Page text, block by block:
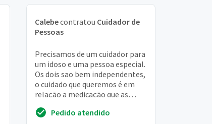
Calebecontratou Cuidador de
Pessoas
Precisamos de um cuidador para
um idoso e uma pessoa especial.
Os dois sao bem independentes,
o cuidado que queremos é em
relação a medicação que as
idoso que ...
Pedido atendido